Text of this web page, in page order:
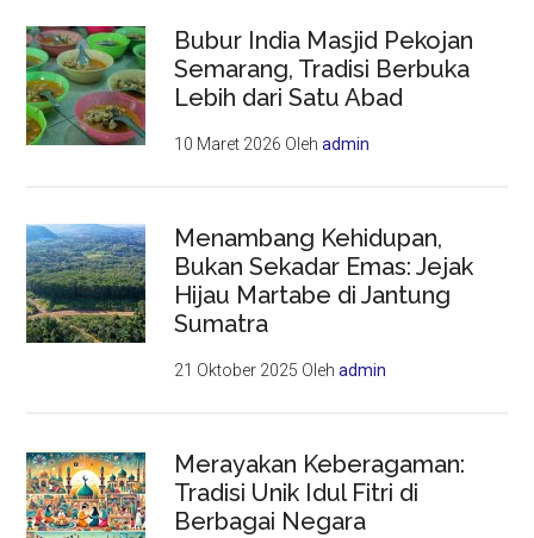
Bubur India Masjid Pekojan
Semarang, Tradisi Berbuka
Lebih dari Satu Abad
10 Maret 2026 Olehadmin
Menambang Kehidupan,
Bukan Sekadar Emas: Jejak
Hijau Martabe di Jantung
Sumatra
21 Oktober 2025 Olehadmin
Merayakan Keberagaman:
Tradisi Unik Idul Fitri di
Berbagai Negara